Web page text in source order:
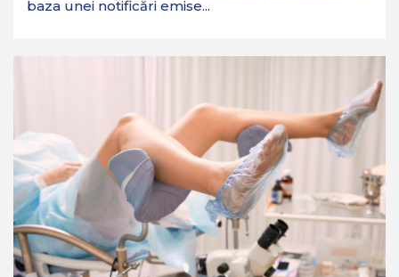
baza unei notificări emise...